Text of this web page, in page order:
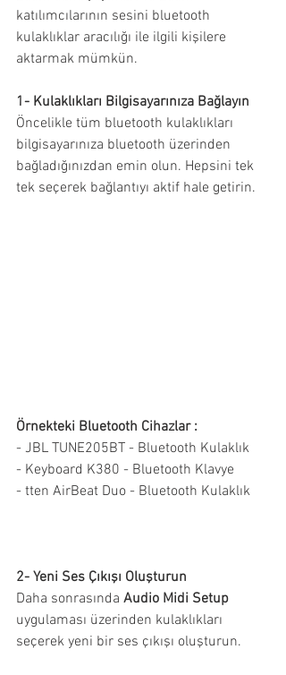
katılımcılarının sesini bluetooth
kulaklıklar aracılığı ile ilgili kişilere
aktarmak mümkün.
1- Kulaklıkları Bilgisayarınıza Bağlayın
Öncelikle tüm bluetooth kulaklıkları
bilgisayarınıza bluetooth üzerinden
bağladığınızdan emin olun. Hepsini tek
tek seçerek bağlantıyı aktif hale getirin.
Örnekteki Bluetooth Cihazlar :
- JBL TUNE205BT - Bluetooth Kulaklık
- Keyboard K380 - Bluetooth Klavye
- tten AirBeat Duo - Bluetooth Kulaklık
2- Yeni Ses Çıkışı Oluşturun
Daha sonrasında Audio Midi Setup
uygulaması üzerinden kulaklıkları
seçerek yeni bir ses çıkışı oluşturun.